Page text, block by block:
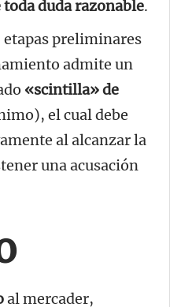
toda duda razonable.
etapas preliminares
admite un
«scintilla» de
el cual debe
al alcanzar la
una acusación
al mercader,